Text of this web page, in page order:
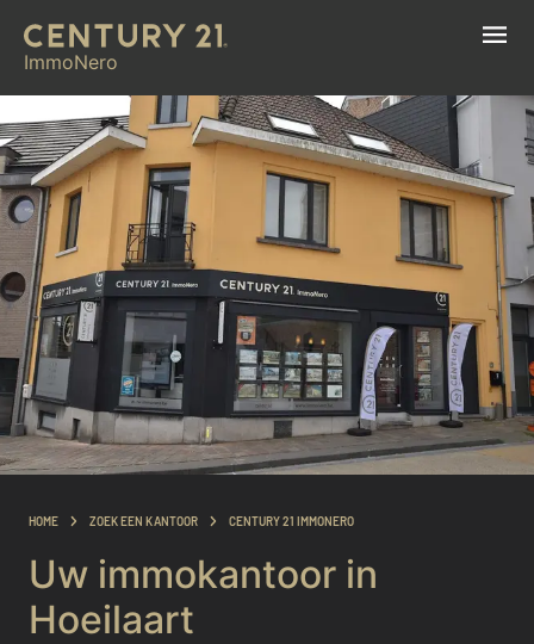
ImmoNero
HOME ZOEK EEN KANTOOR CENTURY 21 IMMONERO
Uw immokantoor in
Hoeilaart